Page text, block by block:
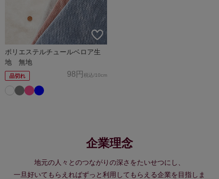
ポリエステルチュールベロア生
地 無地
品切れ 98円 税込/10cm
企業理念
地元の人々とのつながりの深さをたいせつにし、
一旦好いてもらえればずっと利用してもらえる企業を目指しま